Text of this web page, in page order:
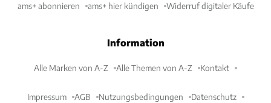
ams+ abonnieren ams+ hier kündigen Widerruf digitaler Käufe
Information
Alle Marken von A-Z Alle Themen von A-Z Kontakt
Impressum AGB Nutzungsbedingungen Datenschutz